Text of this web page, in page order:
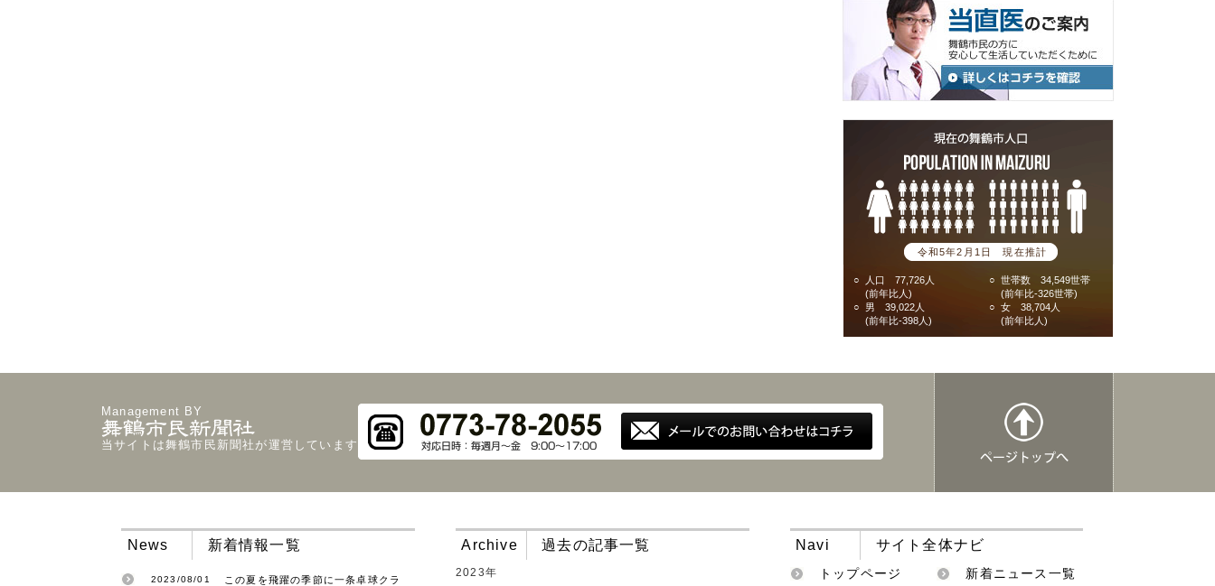
令和5年2月1日 現在推計
○
人口 77,726人
(前年比人)
○
男 39,022人
(前年比-398人)
○ 世帯数 34,549世帯
(前年比-326世帯)
○ 女 38,704人
(前年比人)
Management BY
当サイトは舞鶴市民新聞社が運営しています
News 新着情報一覧
2023/08/01 この夏を飛躍の季節に一条卓球クラ
Archive 過去の記事一覧
2023年
Navi サイト全体ナビ
トップページ 新着ニュース一覧